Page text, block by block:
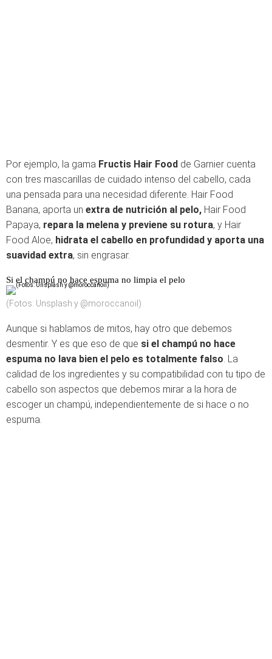
Por ejemplo, la gama Fructis Hair Food de Garnier cuenta
con tres mascarillas de cuidado intenso del cabello, cada
una pensada para una necesidad diferente. Hair Food
Banana, aporta un extra de nutrición al pelo, Hair Food
Papaya, repara la melena y previene su rotura, y Hair
Food Aloe, hidrata el cabello en profundidad y aporta una
suavidad extra, sin engrasar.
Si el champú no hace espuma no limpia el pelo
(Fotos: Unsplash y @moroccanoil)
Aunque si hablamos de mitos, hay otro que debemos
desmentir. Y es que eso de que si el champú no hace
espuma no lava bien el pelo es totalmente falso. La
calidad de los ingredientes y su compatibilidad con tu tipo de
cabello son aspectos que debemos mirar a la hora de
escoger un champú, independientemente de si hace o no
espuma.